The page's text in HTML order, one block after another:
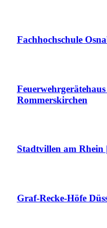
Fachhochschule
Rommerskirchen
Stadtvillen am Rhein
Graf-Recke-Höfe